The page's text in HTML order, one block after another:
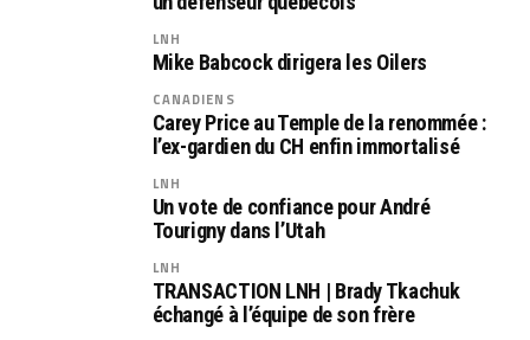
LNH
Mike Babcock dirigera les Oilers
CANADIENS
Carey Price au Temple de la renommée :
l’ex-gardien du CH enfin immortalisé
LNH
Un vote de confiance pour André
Tourigny dans l’Utah
LNH
TRANSACTION LNH | Brady Tkachuk
échangé à l’équipe de son frère